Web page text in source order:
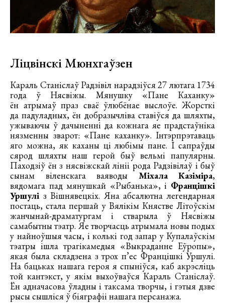
Ліцвінскі Мюнхгаўзен
Караль Станіслаў Радзівіл нарадзіўся 27 лютага 1734
года ў Нясвіжы. Мянушку «Пане Каханку»
ён атрымаў праз сваё ўлюбёнае выслоўе. Жорсткі
да падуладных, ён добразычліва ставіўся да шляхты,
ужываючы ў дачыненні да кожнага яе прадстаўніка
нязменны зварот: «Пане каханку». Інтэрпрэтаваць
яго можна, як каханы ці любімы пане. І сапраўды
сярод шляхты наш герой быў вельмі папулярны.
Паходзіў ён з нясвіжскай лініі рода Радзівілаў і быў
сынам віленскага ваяводы Міхала Казіміра,
вядомага пад мянушкай «Рыбанька», і Францішкі
Уршулі з Вішнявецкіх. Яна абсалютна легендарная
постаць, стала першай у Вялікім Княстве Літоўскім
жанчынай-драматургам і стварыла ў Нясвіжы
самабытны тэатр. Яе творчасць атрымала новы подых
у найноўшыя часы, і колькі год запар у Купалаўскім
тэатры ішла трагікамедыя «Выкраданне Еўропы»,
якая была складзена з трох п’ес Францішкі Уршулі.
На бацьках нашага героя я спыніўся, каб акрэсліць
той кантэкст, у якім выхоўваўся Караль Станіслаў.
Ён адначасова ўладны і таксама творчы, і гэтыя дзве
рысы сышліся ў біяграфіі нашага персанажа.